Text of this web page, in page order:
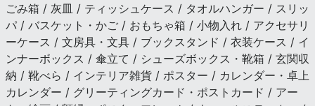
ごみ箱 / 灰皿 / ティッシュケース / タオルハンガー / スリッ
パ / バスケット・かご / おもちゃ箱 / 小物入れ / アクセサリ
ーケース / 文房具・文具 / ブックスタンド / 衣装ケース / イ
ンナーボックス / 傘立て / シューズボックス・靴箱 / 玄関収
納 / 靴べら / インテリア雑貨 / ポスター / カレンダー・卓上
カレンダー / グリーティングカード・ポストカード / アー